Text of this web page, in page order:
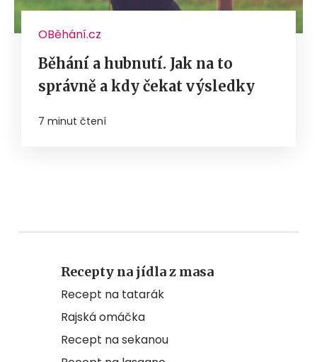
OBěhání.cz
Běhání a hubnutí. Jak na to
správně a kdy čekat výsledky
7 minut čtení
Recepty na jídla z masa
Recept na tatarák
Rajská omáčka
Recept na sekanou